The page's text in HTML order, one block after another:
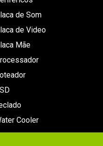
de Som
de Video
Mãe
Cooler